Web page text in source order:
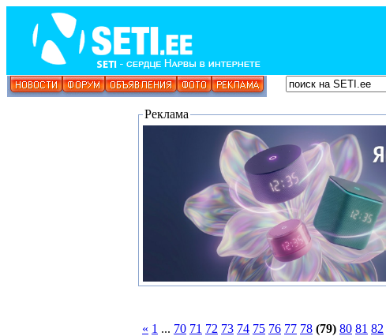
Реклама
« 1 ... 70 71 72 73 74 75 76 77 78 (79) 80 81 82